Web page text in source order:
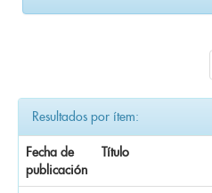
Resultados por ítem:
Fecha de
publicación
Título